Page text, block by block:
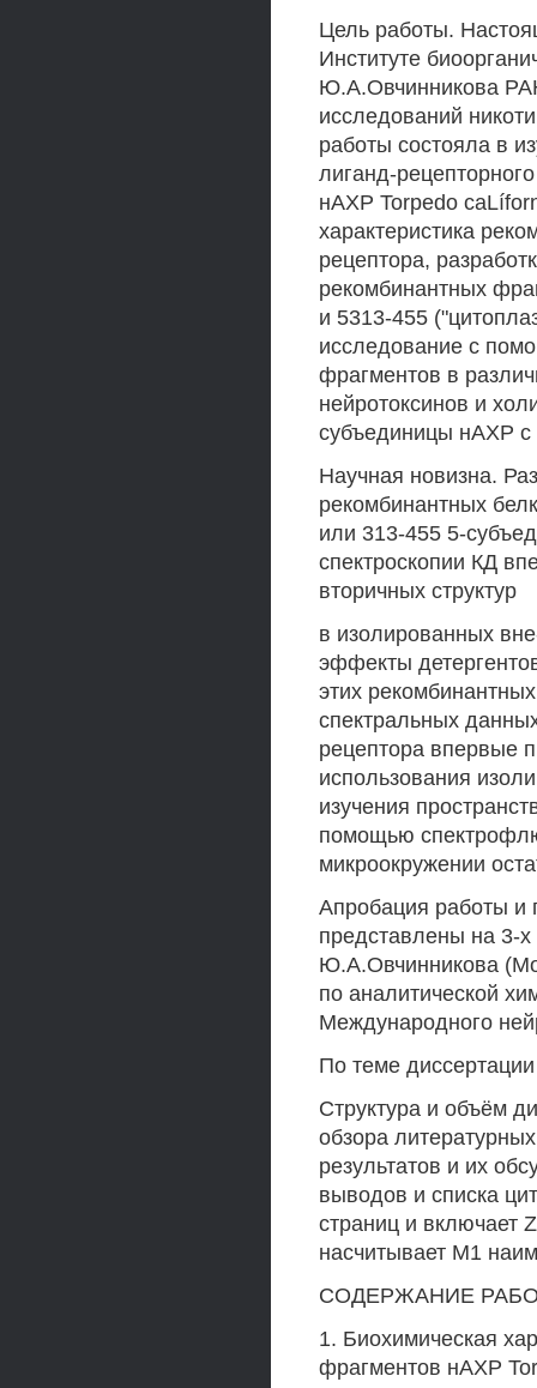
Цель работы.
Институте
Ю.А.Овчинникова
исследований
работы состояла в
лиганд-
нАХР Torpedo
характеристика
рецептора,
рекомбинантных
и 5313-455
исследование с
фрагментов в
нейротоксинов и
субъединицы нАХР
Научная новизна.
рекомбинантных
или 313-455 5-
спектроскопии КД
вторичных структур
в изолированных
эффекты
этих
спектральных
рецептора впервые
использования
изучения
помощью
микроокружении
Апробация работы и
представлены на 3-
Ю.А.Овчинникова
по аналитической
Международного
По теме
Структура и объём
обзора
результатов и их
выводов и списка
страниц и включает
насчитывает М1
СОДЕРЖАНИЕ
1. Биохимическая
фрагментов нАХР